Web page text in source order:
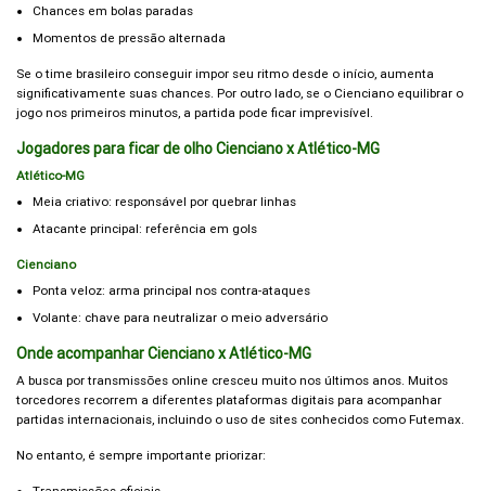
Chances em bolas paradas
Momentos de pressão alternada
Se o time brasileiro conseguir impor seu ritmo desde o início, aumenta
significativamente suas chances. Por outro lado, se o Cienciano equilibrar o
jogo nos primeiros minutos, a partida pode ficar imprevisível.
Jogadores para ficar de olho Cienciano x Atlético-MG
Atlético-MG
Meia criativo: responsável por quebrar linhas
Atacante principal: referência em gols
Cienciano
Ponta veloz: arma principal nos contra-ataques
Volante: chave para neutralizar o meio adversário
Onde acompanhar Cienciano x Atlético-MG
A busca por transmissões online cresceu muito nos últimos anos. Muitos
torcedores recorrem a diferentes plataformas digitais para acompanhar
partidas internacionais, incluindo o uso de sites conhecidos como Futemax.
No entanto, é sempre importante priorizar: